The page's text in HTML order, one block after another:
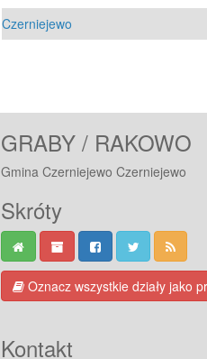
Czerniejewo
GRABY / RAKOWO
Gmina Czerniejewo Czerniejewo
Skróty
Oznacz wszystkie działy jako
Kontakt